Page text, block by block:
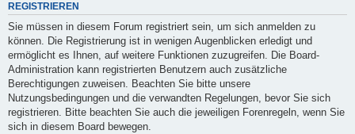
REGISTRIEREN
Sie müssen in diesem Forum registriert sein, um sich anmelden zu
können. Die Registrierung ist in wenigen Augenblicken erledigt und
ermöglicht es Ihnen, auf weitere Funktionen zuzugreifen. Die Board-
Administration kann registrierten Benutzern auch zusätzliche
Berechtigungen zuweisen. Beachten Sie bitte unsere
Nutzungsbedingungen und die verwandten Regelungen, bevor Sie sich
registrieren. Bitte beachten Sie auch die jeweiligen Forenregeln, wenn Sie
sich in diesem Board bewegen.